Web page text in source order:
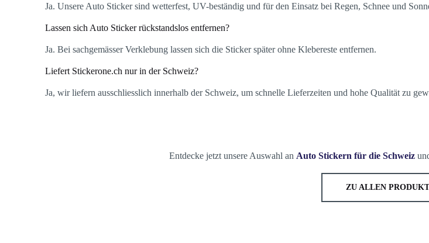
Ja. Unsere Auto Sticker sind wetterfest, UV-beständig und für den Einsatz bei Regen, Schnee und
Lassen sich Auto Sticker rückstandslos entfernen?
Ja. Bei sachgemässer Verklebung lassen sich die Sticker später ohne Klebereste entfernen.
Liefert Stickerone.ch nur in der Schweiz?
Ja, wir liefern ausschliesslich innerhalb der Schweiz, um schnelle Lieferzeiten und hohe Qualität zu
Entdecke jetzt unsere Auswahl an Auto Stickern für die Schweiz
ZU ALLEN